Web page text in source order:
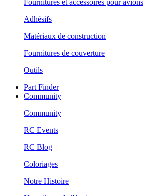
Fournitures et accessoires pour avions
Adhésifs
Matériaux de construction
Fournitures de couverture
Outils
Part Finder
Community
Community
RC Events
RC Blog
Coloriages
Notre Histoire